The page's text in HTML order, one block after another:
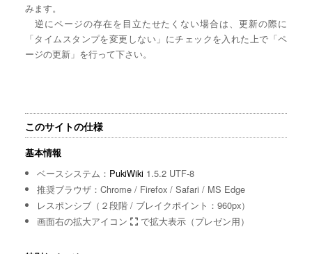
みます。
逆にページの存在を目立たせたくない場合は、更新の際に
「タイムスタンプを変更しない」にチェックを入れた上で「ペ
ージの更新」を行って下さい。
このサイトの仕様
基本情報
ベースシステム： PukiWiki 1.5.2 UTF-8
推奨ブラウザ：Chrome / Firefox / Safari / MS Edge
レスポンシブ（２段階 / ブレイクポイント：960px）
画面右の拡大アイコン
で拡大表示（プレゼン用）